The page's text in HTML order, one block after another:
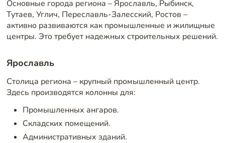
Основные города региона – Ярославль, Рыбинск,
Тутаев, Углич, Переславль-Залесский, Ростов –
активно развиваются как промышленные и жилищные
центры. Это требует надежных строительных решений.
Ярославль
Столица региона – крупный промышленный центр.
Здесь производятся колонны для:
Промышленных ангаров.
Складских помещений.
Административных зданий.